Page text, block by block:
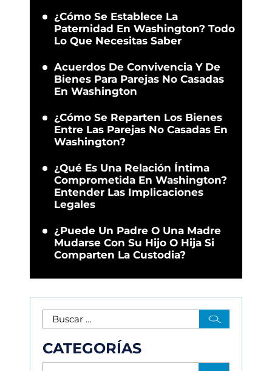
¿Cómo Se Establece La
Paternidad En Washington? Todo
Lo Que Necesitas Saber
Acuerdos De Convivencia Y De
Bienes Para Parejas No Casadas
En Washington
¿Cómo Se Reparten Los Bienes
Entre Las Parejas No Casadas En
Washington?
¿Qué Es Una Relación Íntima
Comprometida En Washington?
Entender Las Implicaciones
Legales
¿Puede Un Padre O Una Madre
Mudarse Con Su Hijo O Hija Si
Comparten La Custodia?
CATEGORÍAS